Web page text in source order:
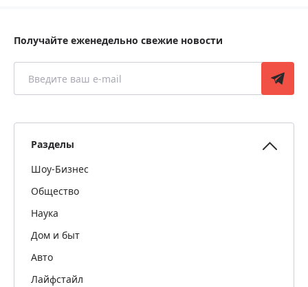
Получайте еженедельно свежие новости
Разделы
Шоу-Бизнес
Общество
Наука
Дом и быт
Авто
Лайфстайл